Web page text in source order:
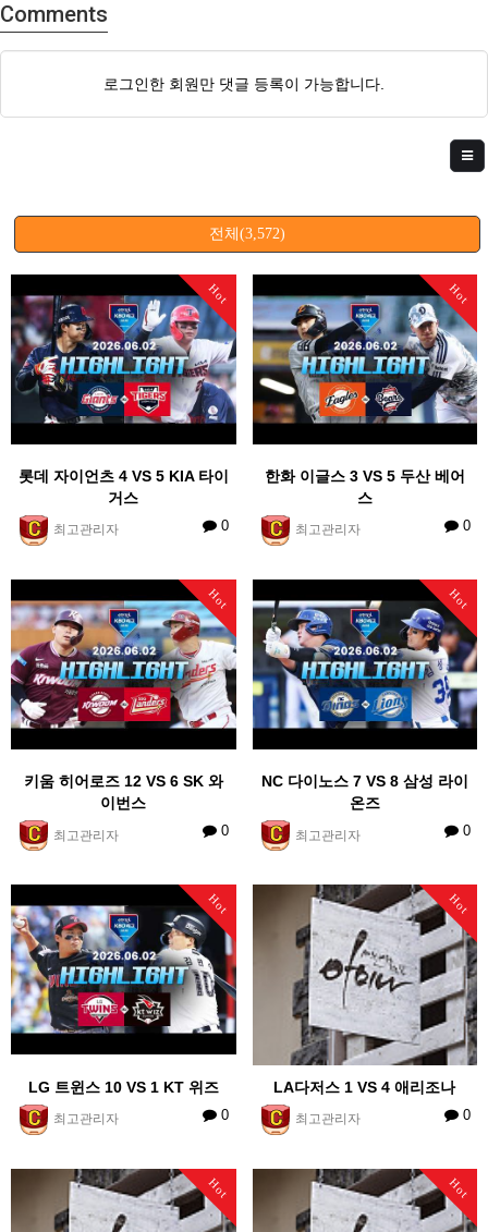
Comments
로그인한 회원만 댓글 등록이 가능합니다.
전체(3,572)
Hot
롯데 자이언츠 4 VS 5 KIA 타이
거스
최고관리자 0
Hot
한화 이글스 3 VS 5 두산 베어
스
최고관리자 0
Hot
키움 히어로즈 12 VS 6 SK 와
이번스
최고관리자 0
Hot
NC 다이노스 7 VS 8 삼성 라이
온즈
최고관리자 0
Hot
LG 트윈스 10 VS 1 KT 위즈
최고관리자 0
Hot
LA다저스 1 VS 4 애리조나
최고관리자 0
Hot Hot